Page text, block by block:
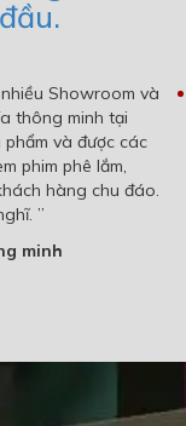
Showroom và
thông minh tại
và được các
phim phê lắm,
hàng chu đáo.
”
minh